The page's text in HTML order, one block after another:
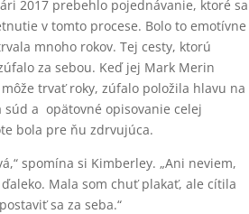
2017 prebehlo pojednávanie, ktoré sa
v tomto procese. Bolo to emotívne
mnoho rokov. Tej cesty, ktorú
za sebou. Keď jej Mark Merin
trvať roky, zúfalo položila hlavu na
súd a opätovné opisovanie celej
bola pre ňu zdrvujúca.
spomína si Kimberley. „Ani neviem,
Mala som chuť plakať, ale cítila
sa za seba.“